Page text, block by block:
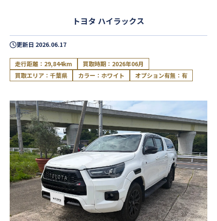
閉じる
トヨタ ハイラックス
更新日 2026.06.17
走行距離：29,844km
買取時期：2026年06月
買取エリア：千葉県
カラー：ホワイト オプション有無：有